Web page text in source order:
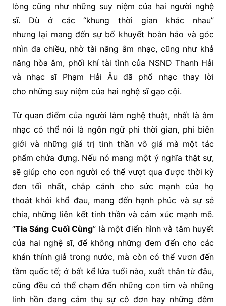
lòng cũng như những suy niệm của hai người nghệ
sĩ. Dù ở các “khung thời gian khác nhau”
nhưng lại mang đến sự bổ khuyết hoàn hảo và góc
nhìn đa chiều, nhờ tài năng âm nhạc, cũng như khả
năng hòa âm, phối khí tài tình của NSND Thanh Hải
và nhạc sĩ Phạm Hải Âu đã phổ nhạc thay lời
cho những suy niệm của hai nghệ sĩ gạo cội.
Từ quan điểm của người làm nghệ thuật, nhất là âm
nhạc có thể nói là ngôn ngữ phi thời gian, phi biên
giới và những giá trị tinh thần vô giá mà một tác
phẩm chứa đựng. Nếu nó mang một ý nghĩa thật sự,
sẽ giúp cho con người có thể vượt qua được thời kỳ
đen tối nhất, chắp cánh cho sức mạnh của họ
thoát khỏi khổ đau, mang đến hạnh phúc và sự sẻ
chia, những liên kết tinh thần và cảm xúc mạnh mẽ.
“Tia Sáng Cuối Cùng” là một điển hình và tâm huyết
của hai nghệ sĩ, để không những đem đến cho các
khán thính giả trong nước, mà còn có thể vươn đến
tầm quốc tế; ở bất kể lứa tuổi nào, xuất thân từ đâu,
cũng đều có thể chạm đến những con tim và những
linh hồn đang cảm thụ sự cô đơn hay những đêm